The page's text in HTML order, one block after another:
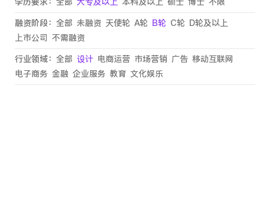
融资阶段： 全部 未融资 天使轮 A轮 B轮 C轮 D轮及以上
上市公司 不需融资
行业领域： 全部 设计 电商运营 市场营销 广告 移动互联网
电子商务 金融 企业服务 教育 文化娱乐